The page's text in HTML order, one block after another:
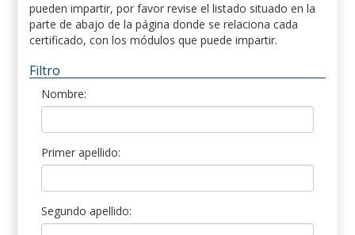
pueden impartir, por favor revise el listado situado en la
parte de abajo de la página donde se relaciona cada
certificado, con los módulos que puede impartir.
Filtro
Nombre:
Primer apellido:
Segundo apellido: